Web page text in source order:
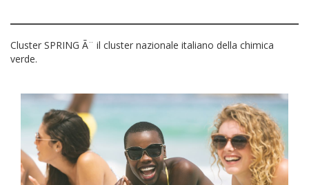
Cluster SPRING Ã¨ il cluster nazionale italiano della chimica
verde.